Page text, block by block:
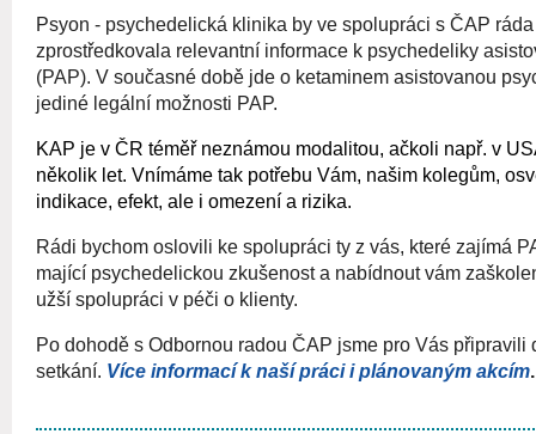
Psyon - psychedelická klinika by ve spolupráci s ČAP
zprostředkovala relevantní informace k psychedeliky
(PAP). V současné době jde o ketaminem asistovanou
jediné legální možnosti PAP.
KAP je v ČR téměř neznámou modalitou, ačkoli např. v
několik let. Vnímáme tak potřebu Vám, našim kolegům,
indikace, efekt, ale i omezení a rizika.
Rádi bychom oslovili ke spolupráci ty z vás, které zajímá
mající psychedelickou zkušenost a nabídnout vám
užší spolupráci v péči o klienty.
Po dohodě s Odbornou radou ČAP jsme pro Vás připravili
setkání. Více informací k naší práci i plánovaným akcím